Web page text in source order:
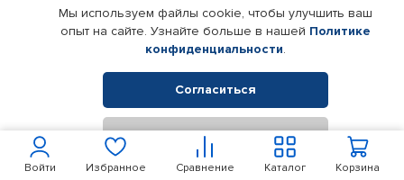
Войти Избранное Сравнение Корзина
Каталог
Партнерам
Корпоративным клиентам
Поставщикам
Реквизиты компании
© КАМАЗ ЦЕНТР ДОНЕЦК, 2015-2026. Все права защищены.
Интернет-магазин автомобильных товаров Автопрофи.
Мы используем файлы cookie, чтобы улучшить ваш
опыт на сайте. Узнайте больше в нашей Политике
конфиденциальности.
Согласиться
Отклонить